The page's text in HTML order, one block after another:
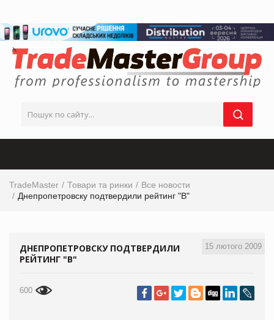
TradeMaster Товари та ринки
Все новости
Днепропетровску подтвердили рейтинг "В"
15 лютого 2009
ДНЕПРОПЕТРОВСКУ ПОДТВЕРДИЛИ
РЕЙТИНГ "В"
600